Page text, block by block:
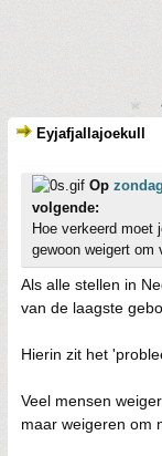
Eyjafjallajoekull
Op
volgende:
Hoe verkeerd moet
gewoon weigert om
Als alle stellen in
van de laagste
Hierin zit het
Veel mensen
maar weigeren om